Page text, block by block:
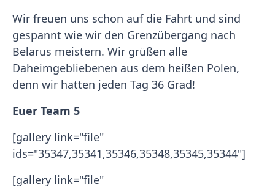
Wir freuen uns schon auf die Fahrt und sind
gespannt wie wir den Grenzübergang nach
Belarus meistern. Wir grüßen alle
Daheimgebliebenen aus dem heißen Polen,
denn wir hatten jeden Tag 36 Grad!
Euer Team 5
[gallery link="file"
ids="35347,35341,35346,35348,35345,35344"]
[gallery link="file"